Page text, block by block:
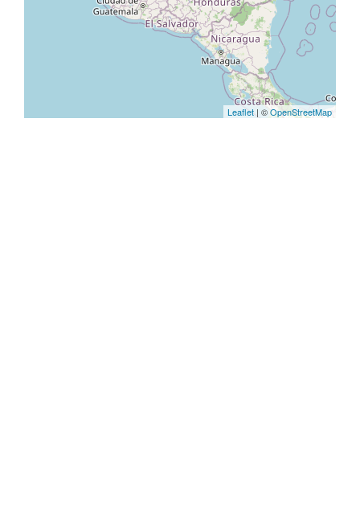
Leaflet | ©OpenStreetMap